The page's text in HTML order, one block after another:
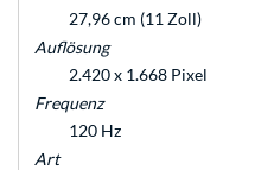
27,96 cm (11 Zoll)
Auflösung
2.420 x 1.668 Pixel
Frequenz
120 Hz
Art